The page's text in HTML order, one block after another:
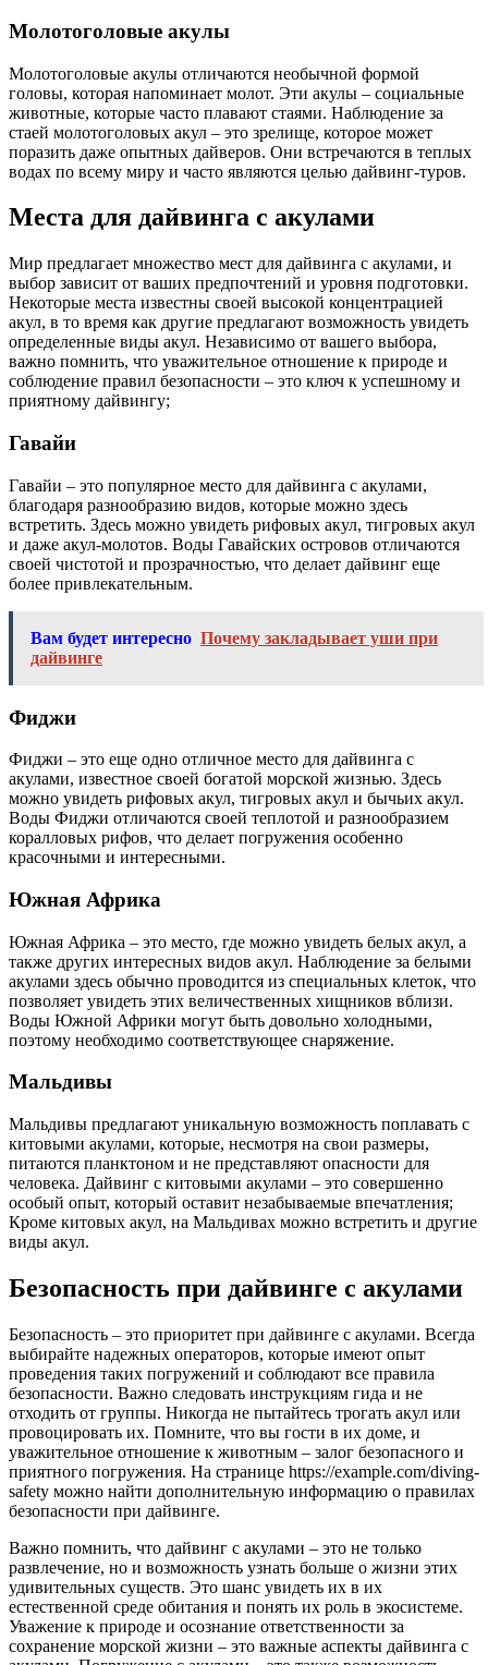
Молотоголовые акулы
Молотоголовые акулы отличаются необычной формой
головы, которая напоминает молот. Эти акулы – социальные
животные, которые часто плавают стаями. Наблюдение за
стаей молотоголовых акул – это зрелище, которое может
поразить даже опытных дайверов. Они встречаются в теплых
водах по всему миру и часто являются целью дайвинг-туров.
Места для дайвинга с акулами
Мир предлагает множество мест для дайвинга с акулами, и
выбор зависит от ваших предпочтений и уровня подготовки.
Некоторые места известны своей высокой концентрацией
акул, в то время как другие предлагают возможность увидеть
определенные виды акул. Независимо от вашего выбора,
важно помнить, что уважительное отношение к природе и
соблюдение правил безопасности – это ключ к успешному и
приятному дайвингу;
Гавайи
Гавайи – это популярное место для дайвинга с акулами,
благодаря разнообразию видов, которые можно здесь
встретить. Здесь можно увидеть рифовых акул, тигровых акул
и даже акул-молотов. Воды Гавайских островов отличаются
своей чистотой и прозрачностью, что делает дайвинг еще
более привлекательным.
Вам будет интересно Почему закладывает уши при
дайвинге
Фиджи
Фиджи – это еще одно отличное место для дайвинга с
акулами, известное своей богатой морской жизнью. Здесь
можно увидеть рифовых акул, тигровых акул и бычьих акул.
Воды Фиджи отличаются своей теплотой и разнообразием
коралловых рифов, что делает погружения особенно
красочными и интересными.
Южная Африка
Южная Африка – это место, где можно увидеть белых акул, а
также других интересных видов акул. Наблюдение за белыми
акулами здесь обычно проводится из специальных клеток, что
позволяет увидеть этих величественных хищников вблизи.
Воды Южной Африки могут быть довольно холодными,
поэтому необходимо соответствующее снаряжение.
Мальдивы
Мальдивы предлагают уникальную возможность поплавать с
китовыми акулами, которые, несмотря на свои размеры,
питаются планктоном и не представляют опасности для
человека. Дайвинг с китовыми акулами – это совершенно
особый опыт, который оставит незабываемые впечатления;
Кроме китовых акул, на Мальдивах можно встретить и другие
виды акул.
Безопасность при дайвинге с акулами
Безопасность – это приоритет при дайвинге с акулами. Всегда
выбирайте надежных операторов, которые имеют опыт
проведения таких погружений и соблюдают все правила
безопасности. Важно следовать инструкциям гида и не
отходить от группы. Никогда не пытайтесь трогать акул или
провоцировать их. Помните, что вы гости в их доме, и
уважительное отношение к животным – залог безопасного и
приятного погружения. На странице https://example.com/diving-
safety можно найти дополнительную информацию о правилах
безопасности при дайвинге.
Важно помнить, что дайвинг с акулами – это не только
развлечение, но и возможность узнать больше о жизни этих
удивительных существ. Это шанс увидеть их в их
естественной среде обитания и понять их роль в экосистеме.
Уважение к природе и осознание ответственности за
сохранение морской жизни – это важные аспекты дайвинга с